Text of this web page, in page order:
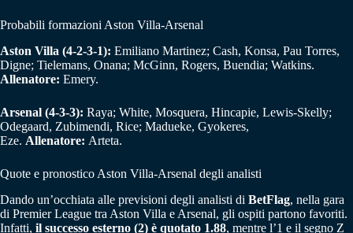
Probabili formazioni Aston Villa-Arsenal
Aston Villa (4-2-3-1): Emiliano Martinez; Cash, Konsa, Pau Torres,
Digne; Tielemans, Onana; McGinn, Rogers, Buendia; Watkins.
Allenatore: Emery.
Arsenal (4-3-3): Raya; White, Mosquera, Hincapie, Lewis-Skelly;
Odegaard, Zubimendi, Rice; Madueke, Gyokeres,
Eze. Allenatore: Arteta.
Quote e pronostico Aston Villa-Arsenal degli analisti
Dando un’occhiata alle previsioni degli analisti di BetFlag, nella gara
di Premier League tra Aston Villa e Arsenal, gli ospiti partono favoriti.
Infatti, il successo esterno (2) è quotato 1.88, mentre l’1 e il segno Z